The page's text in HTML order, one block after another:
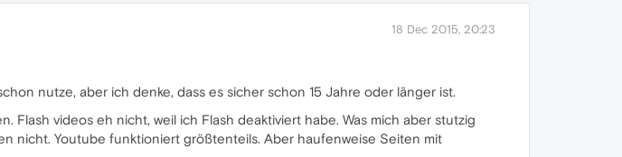
18 Dec 2015, 20:23
nutze, aber ich denke, dass es sicher schon 15 Jahre oder länger ist.
Flash videos eh nicht, weil ich Flash deaktiviert habe. Was mich aber stutzig
nicht. Youtube funktioniert größtenteils. Aber haufenweise Seiten mit